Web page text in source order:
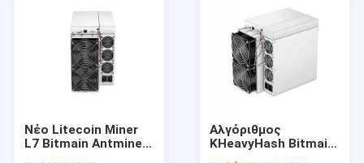
Νέο Litecoin Miner
L7 Bitmain Antminer
Αλγόριθμος
KHeavyHash Bitmain